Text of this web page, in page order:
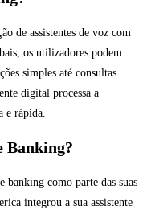
de assistentes de voz com
os utilizadores podem
simples até consultas
digital processa a
e rápida.
Banking?
banking como parte das suas
integrou a sua assistente